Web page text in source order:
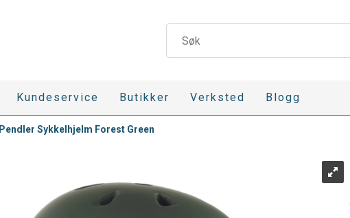
Kundeservice Butikker Verksted Blogg
Pendler Sykkelhjelm Forest Green